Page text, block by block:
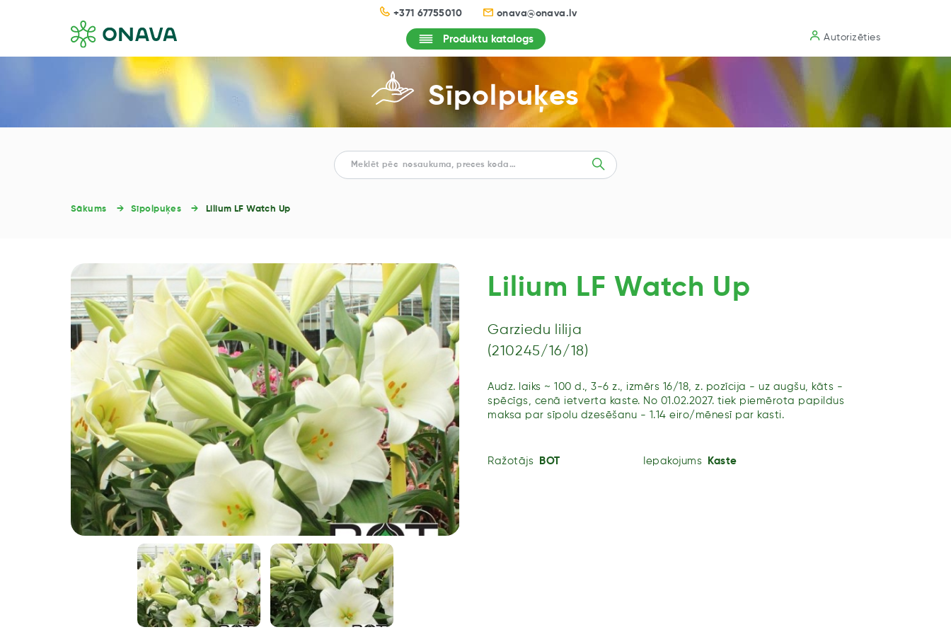
+371 67755010 onava@onava.lv
Produktu katalogs Autorizēties
Sīpolpuķes
Sākums Sīpolpuķes Lilium LF Watch Up
Lilium LF Watch Up
Garziedu lilija
(210245/16/18)
Audz. laiks ~ 100 d., 3-6 z., izmērs 16/18, z. pozīcija - uz augšu, kāts -
spēcīgs, cenā ietverta kaste. No 01.02.2027. tiek piemērota papildus
maksa par sīpolu dzesēšanu - 1.14 eiro/mēnesī par kasti.
Ražotājs BOT Iepakojums Kaste